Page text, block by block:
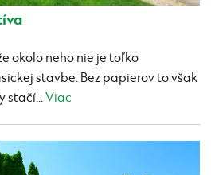
okolo neho nie je toľko
stavbe. Bez papierov to však
stačí...Viac